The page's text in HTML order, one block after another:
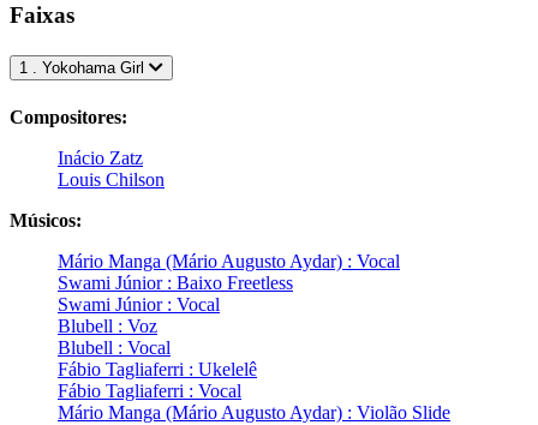
Faixas
1 . Yokohama Girl
Compositores:
Inácio Zatz
Louis Chilson
Músicos:
Mário Manga (Mário Augusto Aydar) : Vocal
Swami Júnior : Baixo Freetless
Swami Júnior : Vocal
Blubell : Voz
Blubell : Vocal
Fábio Tagliaferri : Ukelelê
Fábio Tagliaferri : Vocal
Mário Manga (Mário Augusto Aydar) : Violão Slide